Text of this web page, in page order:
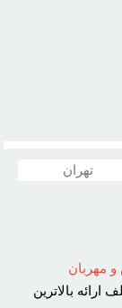
تهران
ارائه بالاترين